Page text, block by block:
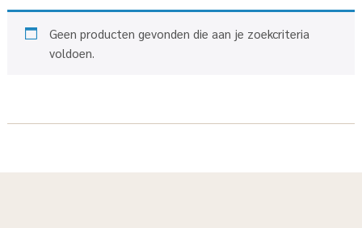
Geen producten gevonden die aan je zoekcriteria
voldoen.